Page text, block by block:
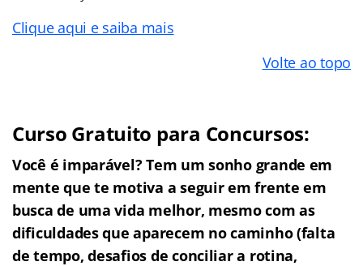
Clique aqui e saiba mais
Volte ao topo
Curso Gratuito para Concursos:
Você é imparável? Tem um sonho grande em
mente que te motiva a seguir em frente em
busca de uma vida melhor, mesmo com as
dificuldades que aparecem no caminho (falta
de tempo, desafios de conciliar a rotina,